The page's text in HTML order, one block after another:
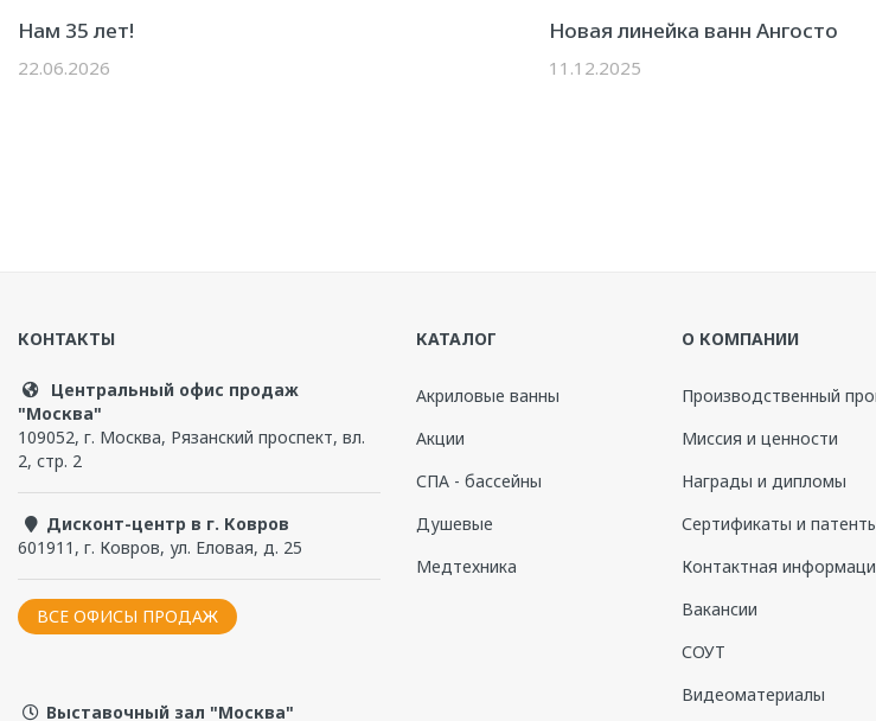
Нам 35 лет!
22.06.2026
Новая линейка ванн Ангосто
11.12.2025
КОНТАКТЫ
Центральный офис продаж
"Москва"
109052, г. Москва, Рязанский проспект, вл.
2, стр. 2
Дисконт-центр в г. Ковров
601911 , г. Ковров, ул. Еловая, д. 25
ВСЕ ОФИСЫ ПРОДАЖ
Выставочный зал "Москва"
КАТАЛОГ
Акриловые ванны
Акции
СПА - бассейны
Душевые
Медтехника
О КОМПАНИИ
Производственный
Миссия и ценности
Награды и дипломы
Сертификаты и
Контактная
Вакансии
СОУТ
Видеоматериалы